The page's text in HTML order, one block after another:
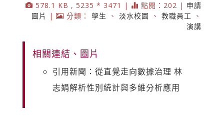
578.1 KB , 5235 * 3471 | 點閱：202 | 申請
圖片
| 分類： 學生 、 淡水校園 、 教職員工
、
演講
相關連結、圖片
引用新聞：從直覺走向數據治理 林
志娟解析性別統計與多維分析應用